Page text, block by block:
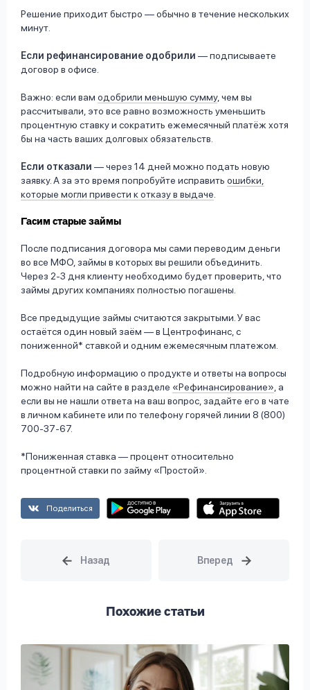
Решение приходит быстро — обычно в течение нескольких
минут.
Если рефинансирование одобрили — подписываете
договор в офисе.
Важно: если вам одобрили меньшую сумму, чем вы
рассчитывали, это все равно возможность уменьшить
процентную ставку и сократить ежемесячный платёж хотя
бы на часть ваших долговых обязательств.
Если отказали — через 14 дней можно подать новую
заявку. А за это время попробуйте исправить ошибки,
которые могли привести к отказу в выдаче.
Гасим старые займы
После подписания договора мы сами переводим деньги
во все МФО, займы в которых вы решили объединить.
Через 2-3 дня клиенту необходимо будет проверить, что
займы других компаниях полностью погашены.
Все предыдущие займы считаются закрытыми. У вас
остаётся один новый заём — в Центрофинанс, с
пониженной* ставкой и одним ежемесячным платежом.
Подробную информацию о продукте и ответы на вопросы
можно найти на сайте в разделе «Рефинансирование», а
если вы не нашли ответа на ваш вопрос, задайте его в чате
в личном кабинете или по телефону горячей линии 8 (800)
700-37-67.
*Пониженная ставка — процент относительно
процентной ставки по займу «Простой».
Поделиться
Похожие статьи